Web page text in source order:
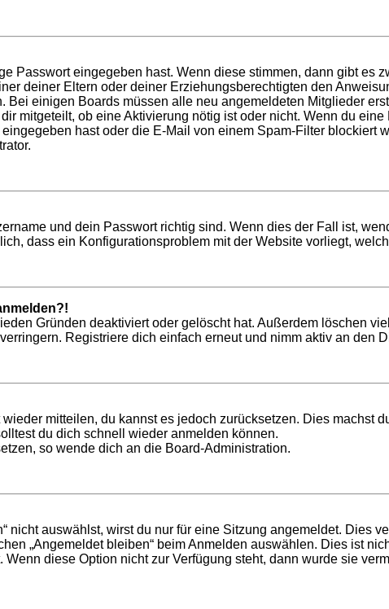
Passwort eingegeben hast. Wenn diese stimmen, dann gibt es
deiner Eltern oder deiner Erziehungsberechtigten den
einigen Boards müssen alle neu angemeldeten Mitglieder
mitgeteilt, ob eine Aktivierung nötig ist oder nicht. Wenn du
hast oder die E-Mail von einem Spam-Filter blockiert
und dein Passwort richtig sind. Wenn dies der Fall ist,
dass ein Konfigurationsproblem mit der Website vorliegt,
Gründen deaktiviert oder gelöscht hat. Außerdem löschen
Registriere dich einfach erneut und nimm aktiv an den
mitteilen, du kannst es jedoch zurücksetzen. Dies machst
du dich schnell wieder anmelden können.
so wende dich an die Board-Administration.
nicht auswählst, wirst du nur für eine Sitzung angemeldet. Dies
„Angemeldet bleiben“ beim Anmelden auswählen. Dies ist
diese Option nicht zur Verfügung steht, dann wurde sie